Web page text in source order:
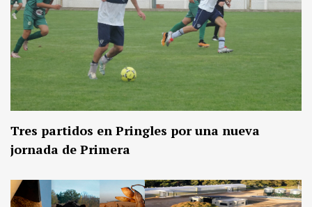
Tres partidos en Pringles por una nueva
jornada de Primera